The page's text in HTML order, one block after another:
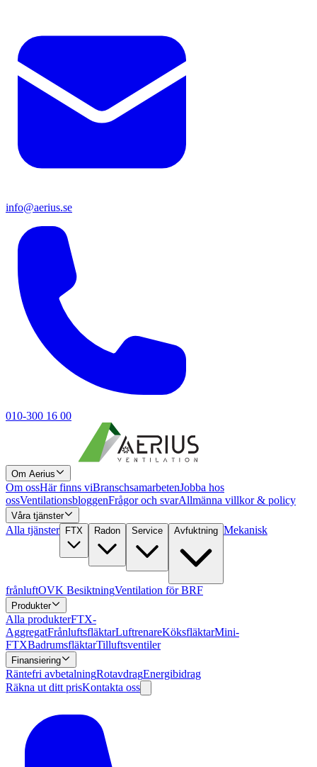
info@aerius.se
010-300 16 00
Om Aerius
Om ossHär finns viBranschsamarbetenJobba hos
ossVentilationsbloggenFrågor och svarAllmänna villkor & policy
Våra tjänster
Alla tjänster FTX Radon Service Avfuktning Mekanisk
frånluftOVK BesiktningVentilation för BRF
Produkter
Alla produkterFTX-
AggregatFrånluftsfläktarLuftrenareKöksfläktarMini-
FTXBadrumsfläktarTilluftsventiler
Finansiering
Räntefri avbetalningRotavdragEnergibidrag
Räkna ut ditt prisKontakta oss